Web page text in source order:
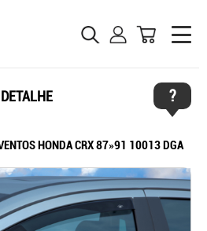
DETALHE ?
HONDA CRX 87»91 10013 DGA